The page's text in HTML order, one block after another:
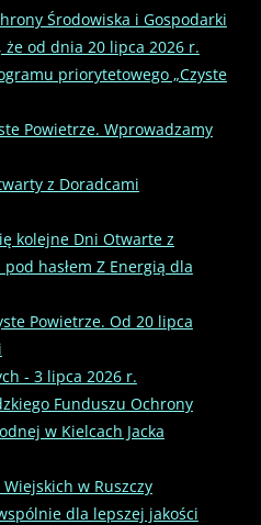
Środowiska i Gospodarki
że od dnia 20 lipca 2026 r.
priorytetowego „Czyste
Powietrze. Wprowadzamy
z Doradcami
kolejne Dni Otwarte z
hasłem Z Energią dla
Powietrze. Od 20 lipca
- 3 lipca 2026 r.
Funduszu Ochrony
w Kielcach Jacka
Wiejskich w Ruszczy
dla lepszej jakości